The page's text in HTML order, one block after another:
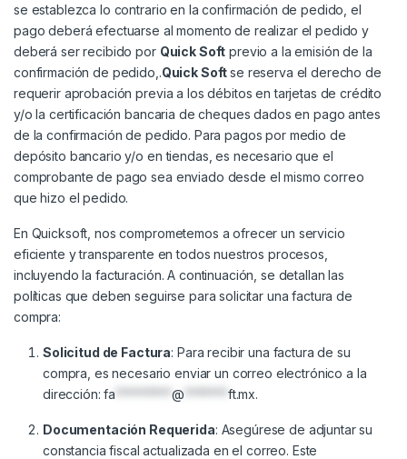
se establezca lo contrario en la confirmación de pedido, el
pago deberá efectuarse al momento de realizar el pedido y
deberá ser recibido por Quick Soft previo a la emisión de la
confirmación de pedido,.Quick Softse reserva el derecho de
requerir aprobación previa a los débitos en tarjetas de crédito
y/o la certificación bancaria de cheques dados en pago antes
de la confirmación de pedido. Para pagos por medio de
depósito bancario y/o en tiendas, es necesario que el
comprobante de pago sea enviado desde el mismo correo
que hizo el pedido.
En Quicksoft, nos comprometemos a ofrecer un servicio
eficiente y transparente en todos nuestros procesos,
incluyendo la facturación. A continuación, se detallan las
políticas que deben seguirse para solicitar una factura de
compra:
Solicitud de Factura: Para recibir una factura de su
compra, es necesario enviar un correo electrónico a la
dirección:fa ********* @ ******* ft.mx.
Documentación Requerida: Asegúrese de adjuntar su
constancia fiscal actualizada en el correo. Este